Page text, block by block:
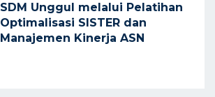
SDM Unggul melalui Pelatihan
Optimalisasi SISTER dan
Manajemen Kinerja ASN